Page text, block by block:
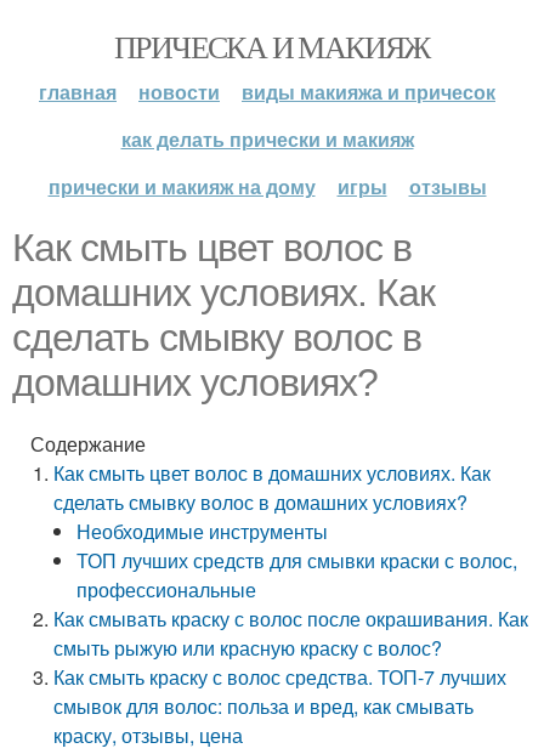
ПРИЧЕСКА И МАКИЯЖ
главная новости
виды макияжа и причесок
как делать прически и макияж
прически и макияж на дому
игры отзывы
Как смыть цвет волос в
домашних условиях. Как
сделать смывку волос в
домашних условиях?
Содержание
Как смыть цвет волос в домашних условиях. Как
сделать смывку волос в домашних условиях?
Необходимые инструменты
ТОП лучших средств для смывки краски с волос,
профессиональные
Как смывать краску с волос после окрашивания. Как
смыть рыжую или красную краску с волос?
Как смыть краску с волос средства. ТОП-7 лучших
смывок для волос: польза и вред, как смывать
краску, отзывы, цена